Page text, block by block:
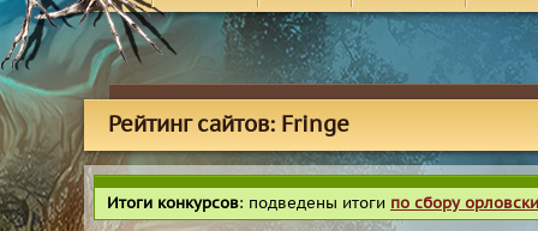
Рейтинг сайтов: Fringe
Итоги конкурсов: подведены итоги по сбору